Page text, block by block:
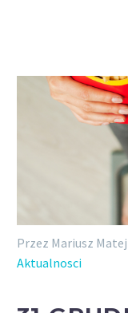
Przez Mariusz
Aktualnosci